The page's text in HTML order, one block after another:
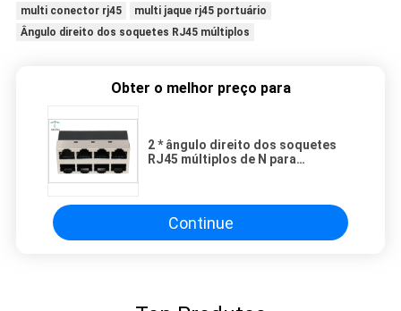
multi conector rj45
multi jaque rj45 portuário
Ângulo direito dos soquetes RJ45 múltiplos
Obter o melhor preço para
2 * ângulo direito dos soquetes
RJ45 múltiplos de N para
Continue